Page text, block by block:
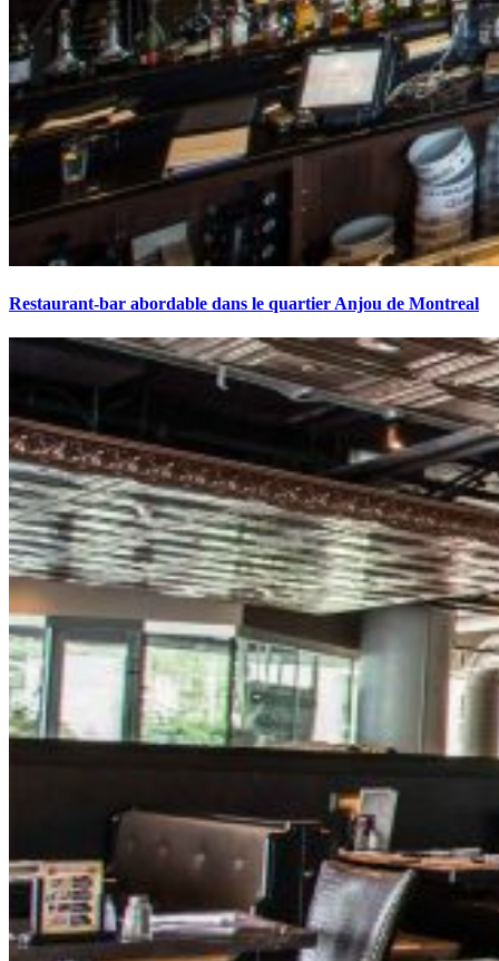
Restaurant-bar abordable dans le quartier Anjou de Montreal